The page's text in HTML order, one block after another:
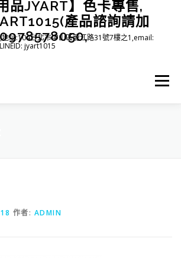
品JYART】色卡專售,
產品諮詢請加
址:104台北市中山區龍江路31號7樓之1,email:
jyart1015
選單
作者: ADMIN